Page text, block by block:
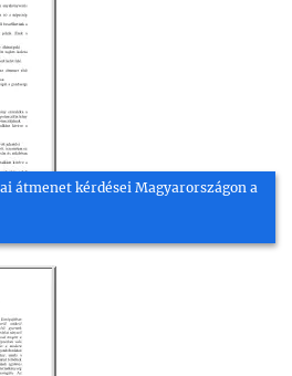
átmenet kérdései Magyarországon a